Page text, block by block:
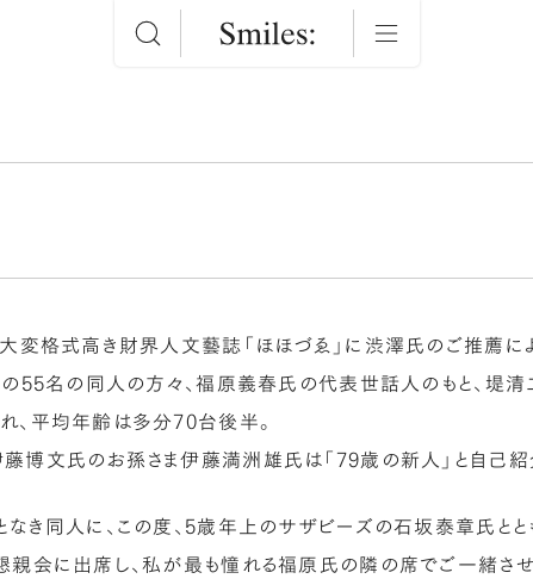
大変格式高き財界人文藝誌「ほほづゑ」に渋澤氏のご推薦によ
の55名の同人の方々、福原義春氏の代表世話人のもと、堤
、平均年齢は多分70台後半。
博文氏のお孫さま伊藤満洲雄氏は「79歳の新人」と自己紹
なき同人に、この度、5歳年上のサザビーズの石坂泰章氏と
親会に出席し、私が最も憧れる福原氏の隣の席でご一緒させ